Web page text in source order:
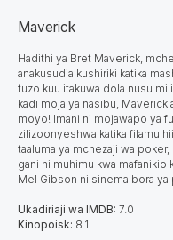
Maverick
Hadithi ya Bret Maverick,
anakusudia kushiriki katika
tuzo kuu itakuwa dola nusu
kadi moja ya nasibu, Maverick
moyo! Imani ni mojawapo ya
zilizoonyeshwa katika filamu
taaluma ya mchezaji wa
gani ni muhimu kwa mafanikio
Mel Gibson ni sinema bora ya
Ukadiriaji wa IMDB: 7.0
Kinopoisk: 8.1